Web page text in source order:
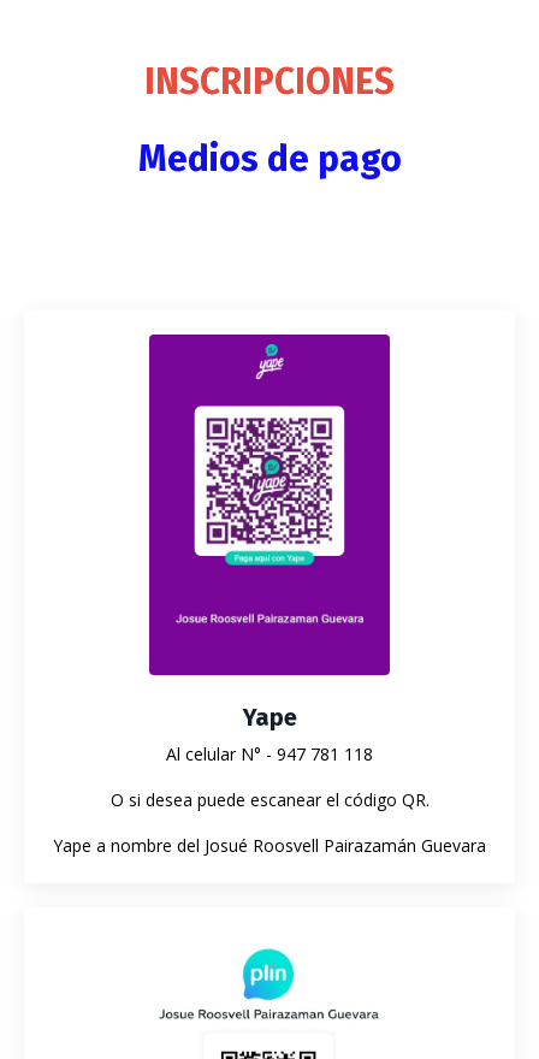
INSCRIPCIONES
Medios de pago
Yape
Al celular N° - 947 781 118
O si desea puede escanear el código QR.
Yape a nombre del Josué Roosvell Pairazamán Guevara